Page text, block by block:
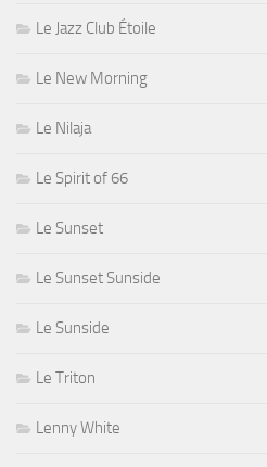
Le Jazz Club Étoile
Le New Morning
Le Nilaja
Le Spirit of 66
Le Sunset
Le Sunset Sunside
Le Sunside
Le Triton
Lenny White